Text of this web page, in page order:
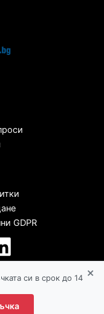
GDPR
си в срок до 14 ×